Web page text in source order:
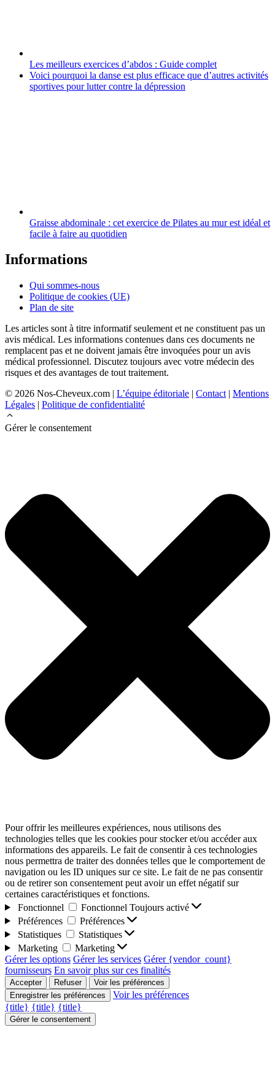
Les meilleurs exercices d’abdos : Guide complet
Voici pourquoi la danse est plus efficace que d’autres activités
sportives pour lutter contre la dépression
Graisse abdominale : cet exercice de Pilates au mur est idéal et
facile à faire au quotidien
Informations
Qui sommes-nous
Politique de cookies (UE)
Plan de site
Les articles sont à titre informatif seulement et ne constituent pas un
avis médical. Les informations contenues dans ces documents ne
remplacent pas et ne doivent jamais être invoquées pour un avis
médical professionnel. Discutez toujours avec votre médecin des
risques et des avantages de tout traitement.
© 2026 Nos-Cheveux.com | L’équipe éditoriale | Contact | Mentions
Légales | Politique de confidentialité
Gérer le consentement
Pour offrir les meilleures expériences, nous utilisons des
technologies telles que les cookies pour stocker et/ou accéder aux
informations des appareils. Le fait de consentir à ces technologies
nous permettra de traiter des données telles que le comportement de
navigation ou les ID uniques sur ce site. Le fait de ne pas consentir
ou de retirer son consentement peut avoir un effet négatif sur
certaines caractéristiques et fonctions.
Fonctionnel
Fonctionnel Toujours activé
Préférences
Préférences
Statistiques
Statistiques
Marketing
Marketing
Gérer les options Gérer les services Gérer {vendor_count}
fournisseurs En savoir plus sur ces finalités
Accepter Refuser
Voir les préférences
Enregistrer les préférences
Voir les préférences
{title} {title} {title}
Gérer le consentement